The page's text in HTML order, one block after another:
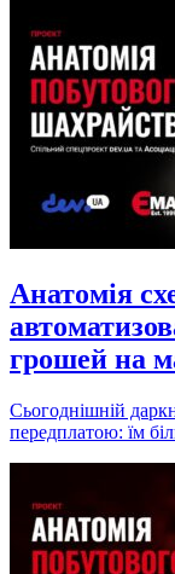
Анатомія
грошей на
Сьогоднішній
передплатою: їм